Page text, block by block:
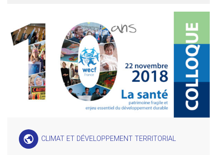
public CLIMAT ET DÉVELOPPEMENT TERRITORIAL